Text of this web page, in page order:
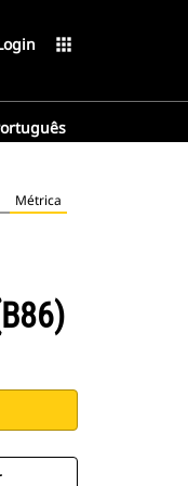
apps
Métrica